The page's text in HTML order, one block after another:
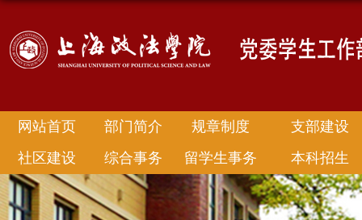
网站首页 部门简介 规章制度
支部建设
社区建设
综合事务 留学生事务 本科招生